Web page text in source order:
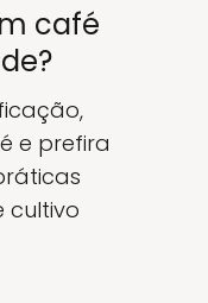
café
e prefira
cultivo